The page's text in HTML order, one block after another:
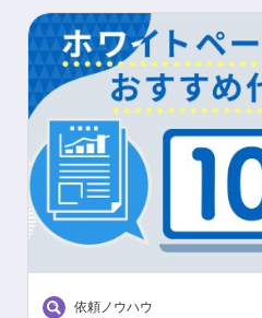
依頼ノウハウ